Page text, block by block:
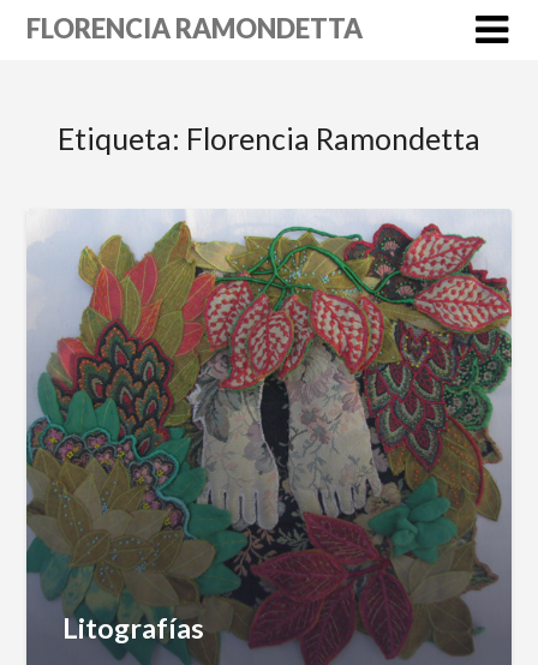
SkipFLORENCIA RAMONDETTA
Etiqueta: Florencia Ramondetta
Litografías